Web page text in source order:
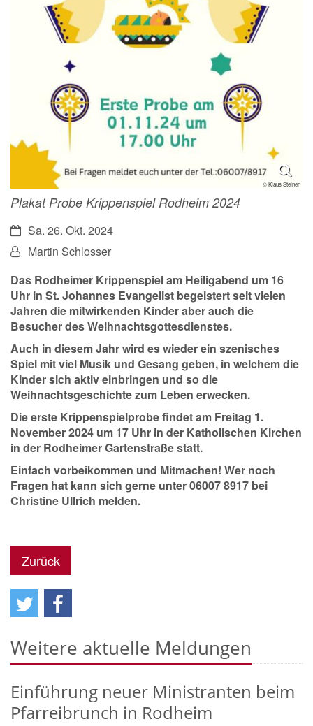
© Klaus Steiner
Plakat Probe Krippenspiel Rodheim 2024
Datum:Sa. 26. Okt. 2024
Von:Martin Schlosser
Das Rodheimer Krippenspiel am Heiligabend um 16
Uhr in St. Johannes Evangelist begeistert seit vielen
Jahren die mitwirkenden Kinder aber auch die
Besucher des Weihnachtsgottesdienstes.
Auch in diesem Jahr wird es wieder ein szenisches
Spiel mit viel Musik und Gesang geben, in welchem die
Kinder sich aktiv einbringen und so die
Weihnachtsgeschichte zum Leben erwecken.
Dieerste Krippenspielprobefindet am Freitag 1.
November 2024 um 17 Uhr in der Katholischen Kirchen
in der Rodheimer Gartenstraßestatt.
Einfach vorbeikommen und Mitmachen! Wer noch
Fragen hat kann sich gerne unter 06007 8917 bei
Christine Ullrich melden.
Zurück
Weitere aktuelle Meldungen
Einführung neuer Ministranten beim
Pfarreibrunch in Rodheim